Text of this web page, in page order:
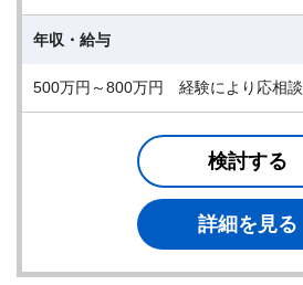
年収・給与
500万円～800万円 経験により応相談
検討する
詳細を見る